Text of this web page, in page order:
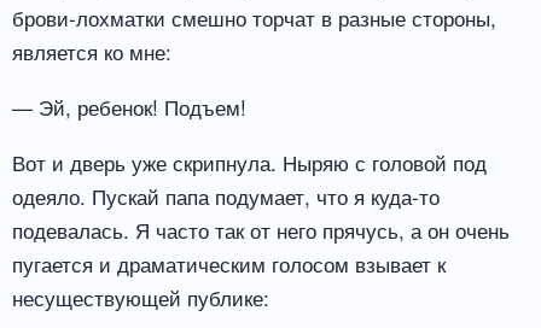
брови-лохматки смешно торчат в разные стороны,
является ко мне:
— Эй, ребенок! Подъем!
Вот и дверь уже скрипнула. Ныряю с головой под
одеяло. Пускай папа подумает, что я куда-то
подевалась. Я часто так от него прячусь, а он очень
пугается и драматическим голосом взывает к
несуществующей публике: